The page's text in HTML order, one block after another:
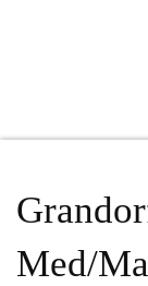
Med/